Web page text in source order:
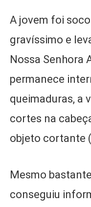
A jovem foi
gravíssimo e
Nossa Senhora
permanece
queimaduras, a
cortes na
objeto cortante
Mesmo
conseguiu